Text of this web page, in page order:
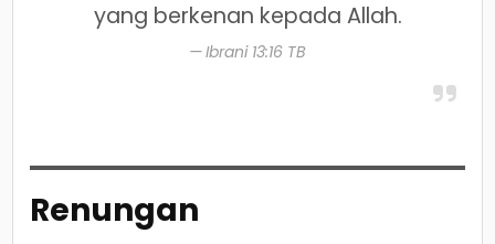
yang berkenan kepada Allah.
Ibrani 13:16 TB
Renungan